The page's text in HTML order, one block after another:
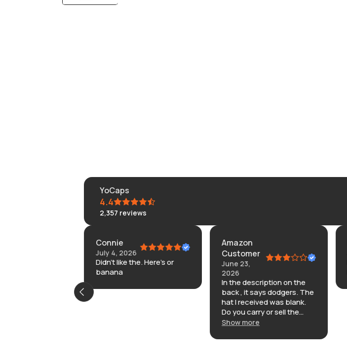
YoCaps
4.4
2,357 reviews
Connie
July 4, 2026
Didn’t like the. Here’s or
banana
Amazon
Customer
June 23,
2026
In the description on the
back , it says dodgers. The
hat I received was blank.
Do you carry or sell the
hats that are embroidered
adjustable strap? I found it
Show more